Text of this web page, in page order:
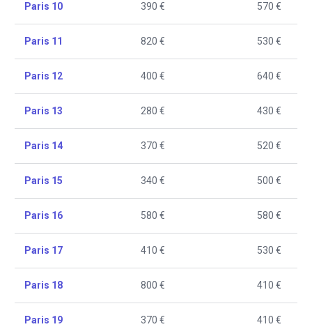
Paris 10 390 € 570 €
Paris 11 820 € 530 €
Paris 12 400 € 640 €
Paris 13 280 € 430 €
Paris 14 370 € 520 €
Paris 15 340 € 500 €
Paris 16 580 € 580 €
Paris 17 410 € 530 €
Paris 18 800 € 410 €
Paris 19 370 € 410 €